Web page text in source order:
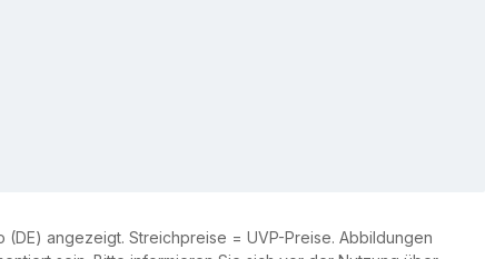
angezeigt. Streichpreise = UVP-Preise. Abbildungen